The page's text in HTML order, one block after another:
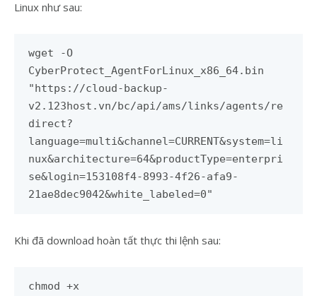
Linux như sau:
wget -O
CyberProtect_AgentForLinux_x86_64.bin
"https://cloud-backup-
v2.123host.vn/bc/api/ams/links/agents/re
direct?
language=multi&channel=CURRENT&system=li
nux&architecture=64&productType=enterpri
se&login=153108f4-8993-4f26-afa9-
21ae8dec9042&white_labeled=0"
Khi đã download hoàn tất thực thi lệnh sau:
chmod +x